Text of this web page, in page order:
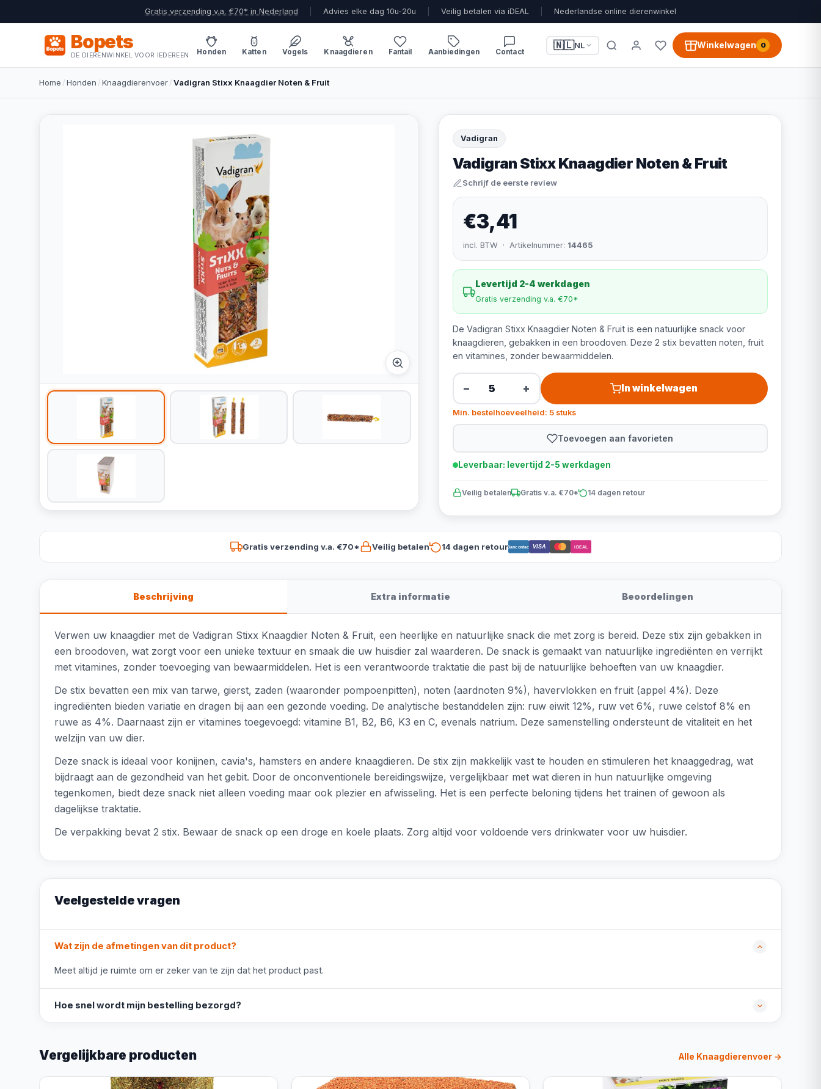
Gratis verzending v.a. €70* in Nederland Advies elke dag 10u-20u Veilig betalen via iDEAL Nederlandse online dierenwinkel
Bopets
DE DIERENWINKEL VOOR IEDEREEN Honden Katten Vogels Knaagdieren Fantail Aanbiedingen Contact
🇳🇱NL Winkelwagen 0
Home /Honden /Knaagdierenvoer/Vadigran Stixx Knaagdier Noten & Fruit
Vadigran
Vadigran Stixx Knaagdier Noten & Fruit
Schrijf de eerste review
€3,41
incl. BTW · Artikelnummer: 14465
Levertijd 2-4 werkdagen
Gratis verzending v.a. €70*
De Vadigran Stixx Knaagdier Noten & Fruit is een natuurlijke snack voor
knaagdieren, gebakken in een broodoven. Deze 2 stix bevatten noten, fruit
en vitamines, zonder bewaarmiddelen.
− + In winkelwagen
Min. bestelhoeveelheid: 5 stuks
Toevoegen aan favorieten
Leverbaar: levertijd 2-5 werkdagen
Veilig betalen Gratis v.a. €70* 14 dagen retour
Gratis verzending v.a. €70* Veilig betalen 14 dagen retourBancontact VISA iDEAL
Beschrijving Extra informatie Beoordelingen
Verwen uw knaagdier met de Vadigran Stixx Knaagdier Noten & Fruit, een heerlijke en natuurlijke snack die met zorg is bereid. Deze stix zijn gebakken in
een broodoven, wat zorgt voor een unieke textuur en smaak die uw huisdier zal waarderen. De snack is gemaakt van natuurlijke ingrediënten en verrijkt
met vitamines, zonder toevoeging van bewaarmiddelen. Het is een verantwoorde traktatie die past bij de natuurlijke behoeften van uw knaagdier.
De stix bevatten een mix van tarwe, gierst, zaden (waaronder pompoenpitten), noten (aardnoten 9%), havervlokken en fruit (appel 4%). Deze
ingrediënten bieden variatie en dragen bij aan een gezonde voeding. De analytische bestanddelen zijn: ruw eiwit 12%, ruw vet 6%, ruwe celstof 8% en
ruwe as 4%. Daarnaast zijn er vitamines toegevoegd: vitamine B1, B2, B6, K3 en C, evenals natrium. Deze samenstelling ondersteunt de vitaliteit en het
welzijn van uw dier.
Deze snack is ideaal voor konijnen, cavia's, hamsters en andere knaagdieren. De stix zijn makkelijk vast te houden en stimuleren het knaaggedrag, wat
bijdraagt aan de gezondheid van het gebit. Door de onconventionele bereidingswijze, vergelijkbaar met wat dieren in hun natuurlijke omgeving
tegenkomen, biedt deze snack niet alleen voeding maar ook plezier en afwisseling. Het is een perfecte beloning tijdens het trainen of gewoon als
dagelijkse traktatie.
De verpakking bevat 2 stix. Bewaar de snack op een droge en koele plaats. Zorg altijd voor voldoende vers drinkwater voor uw huisdier.
Veelgestelde vragen
Wat zijn de afmetingen van dit product?
Meet altijd je ruimte om er zeker van te zijn dat het product past.
Hoe snel wordt mijn bestelling bezorgd?
Vergelijkbare producten Alle Knaagdierenvoer →